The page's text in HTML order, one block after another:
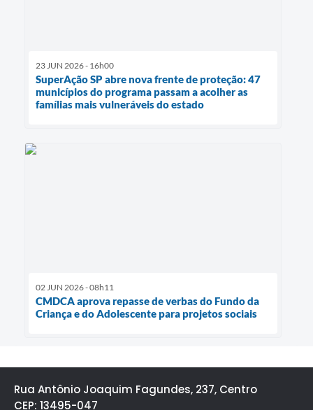
23 JUN 2026 - 16h00
SuperAção SP abre nova frente de proteção: 47
municípios do programa passam a acolher as
famílias mais vulneráveis do estado
02 JUN 2026 - 08h11
CMDCA aprova repasse de verbas do Fundo da
Criança e do Adolescente para projetos sociais
Rua Antônio Joaquim Fagundes, 237, Centro
CEP: 13495-047